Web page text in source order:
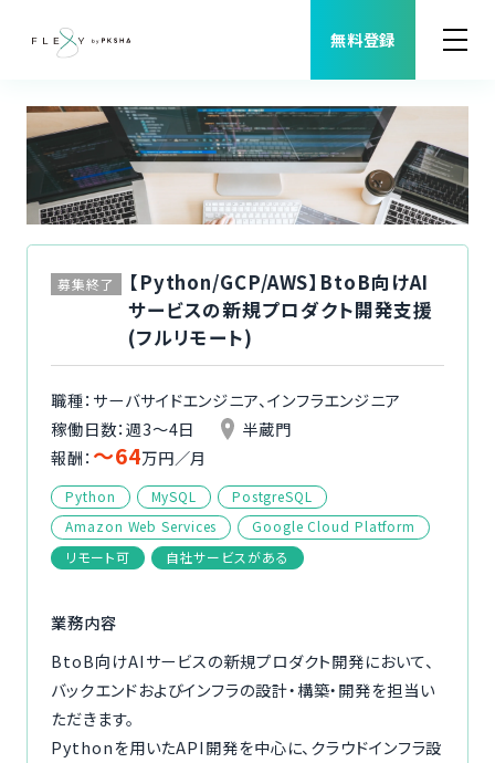
無料登録
案件検索
職種から案件を探す
よくある質問
福利厚生
ご利用者様の声
ご利用の流れ
イベント/マガジン
法人の方
募集終了
【Python/GCP/AWS】BtoB向けAI
サービスの新規プロダクト開発支援
(フルリモート)
職種：サーバサイドエンジニア、インフラエンジニア
稼働日数：週3〜4日
半蔵門
報酬： 〜64万円／月
Python MySQL
PostgreSQL
Amazon Web Services
Google Cloud Platform
リモート可
自社サービスがある
業務内容
BtoB向けAIサービスの新規プロダクト開発において、
バックエンドおよびインフラの設計・構築・開発を担当い
ただきます。
Pythonを用いたAPI開発を中心に、クラウドインフラ設